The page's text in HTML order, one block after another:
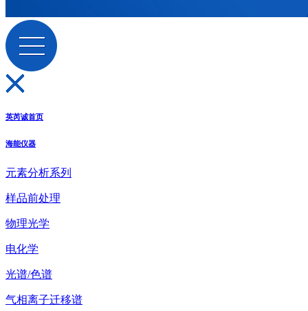
英芮诚首页
海能仪器
元素分析系列
样品前处理
物理光学
电化学
光谱/色谱
气相离子迁移谱